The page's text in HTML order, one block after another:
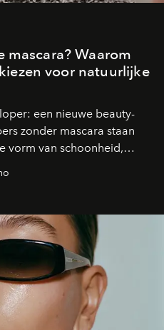
mascara? Waarom
voor natuurlijke
een nieuwe beauty-
zonder mascara staan
vorm van schoonheid,